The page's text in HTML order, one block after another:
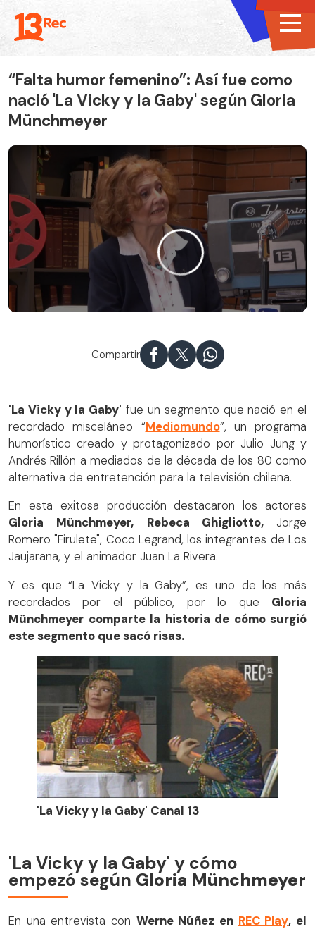
“Falta humor femenino”: Así fue como
nació 'La Vicky y la Gaby' según Gloria
Münchmeyer
Compartir
'La Vicky y la Gaby' fue un segmento que nació en el
recordado misceláneo “Mediomundo”, un programa
humorístico creado y protagonizado por Julio Jung y
Andrés Rillón a mediados de la década de los 80 como
alternativa de entretención para la televisión chilena.
En esta exitosa producción destacaron los actores
Gloria Münchmeyer,
Rebeca Ghigliotto, Jorge
Romero "Firulete", Coco Legrand, los integrantes de Los
Jaujarana, y el animador Juan La Rivera.
Y es que “La Vicky y la Gaby”, es uno de los más
recordados por el público, por lo que Gloria
Münchmeyer comparte la historia de cómo surgió
este segmento que sacó risas.
'La Vicky y la Gaby' Canal 13
'La Vicky y la Gaby' y cómo
empezó según Gloria Münchmeyer
En una entrevista con Werne Núñez en REC Play, el